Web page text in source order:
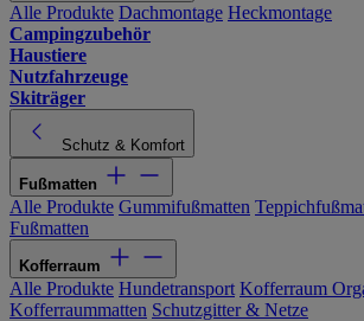
Alle Produkte Dachmontage Heckmontage
Campingzubehör
Haustiere
Nutzfahrzeuge
Skiträger
Schutz & Komfort
Fußmatten
Alle Produkte Gummifußmatten
Fußmatten
Kofferraum
Alle Produkte Hundetransport Kofferraum
Kofferraummatten Schutzgitter & Netze